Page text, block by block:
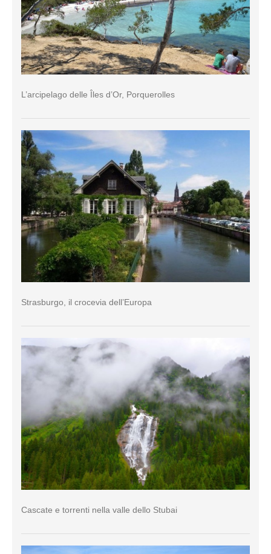
L’arcipelago delle Îles d’Or, Porquerolles
Strasburgo, il crocevia dell’Europa
Cascate e torrenti nella valle dello Stubai